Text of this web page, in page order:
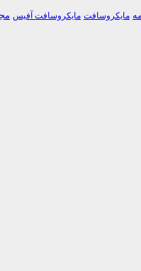
مایکروسافت مایکروسافت آفیس